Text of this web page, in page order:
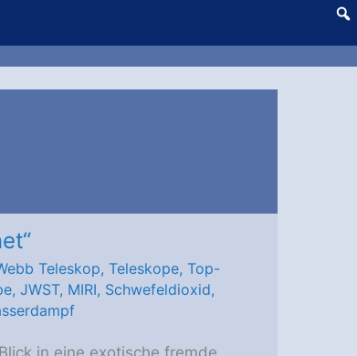
Teleskop, Teleskope, Top-
, JWST, MIRI, Schwefeldioxid,
in eine exotische fremde